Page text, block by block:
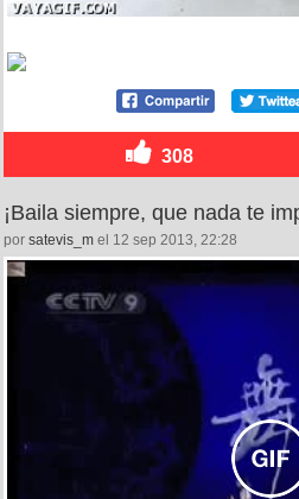
308
¡Baila siempre, que nada te
por satevis_m el 12 sep 2013, 22:28